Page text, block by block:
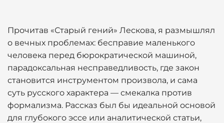
Прочитав «Старый гений» Лескова, я размышлял
о вечных проблемах: бесправие маленького
человека перед бюрократической машиной,
парадоксальная несправедливость, где закон
становится инструментом произвола, и сама
суть русского характера — смекалка против
формализма. Рассказ был бы идеальной основой
для глубокого эссе или аналитической статьи,